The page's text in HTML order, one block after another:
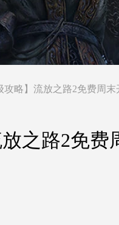
攻略】流放之路2免费周
放之路2免